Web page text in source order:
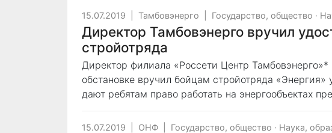
15.07.2019 Тамбовэнерго Государство, общество ·
Директор Тамбовэнерго вручил
стройотряда
Директор филиала «Россети Центр Тамбовэнерго»*
обстановке вручил бойцам стройотряда «Энергия»
дают ребятам право работать на энергообъектах
15.07.2019 ОНФ Государство, общество · Наука,